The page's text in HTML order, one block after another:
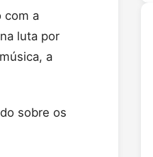
com a
luta por
a
sobre os